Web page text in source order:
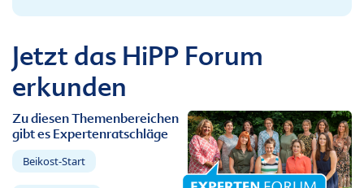
Jetzt das HiPP Forum
erkunden
Zu diesen Themenbereichen
gibt es Expertenratschläge
Beikost-Start